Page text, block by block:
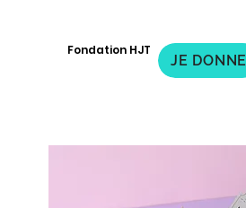
Fondation HJT
JE DONNE